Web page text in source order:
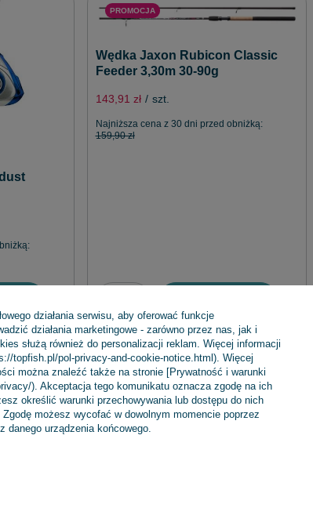
PROMOCJA
Wędka Jaxon Rubicon Classic
Feeder 3,30m 30-90g
143,91 zł / szt.
Najniższa cena z 30 dni przed obniżką:
159,90 zł
Konto Regulaminy
działania serwisu, aby oferować funkcje
działania marketingowe - zarówno przez nas, jak i
służą również do personalizacji reklam. Więcej informacji
topfish.pl/pol-privacy-and-cookie-notice.html). Więcej
można znaleźć także na stronie [Prywatność i warunki
). Akceptacja tego komunikatu oznacza zgodę na ich
określić warunki przechowywania lub dostępu do nich
Zgodę możesz wycofać w dowolnym momencie poprzez
danego urządzenia końcowego.